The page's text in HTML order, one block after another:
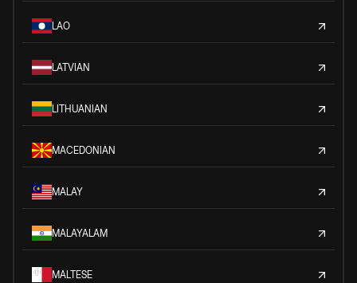
LAO
LATVIAN
LITHUANIAN
MACEDONIAN
MALAY
MALAYALAM
MALTESE